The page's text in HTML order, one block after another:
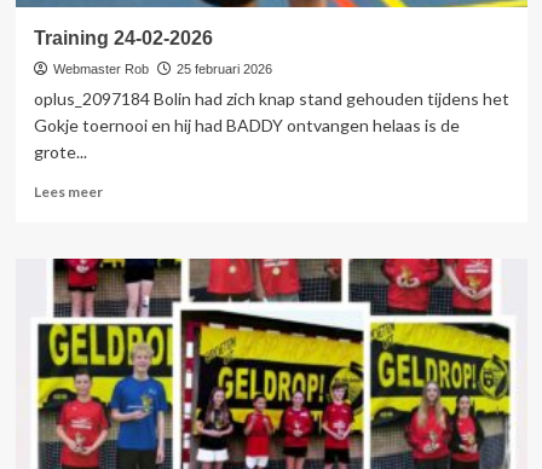
Training 24-02-2026
Webmaster Rob 25 februari 2026
oplus_2097184 Bolin had zich knap stand gehouden tijdens het
Gokje toernooi en hij had BADDY ontvangen helaas is de
grote...
Lees meerLees
Training
24-
02-
2026